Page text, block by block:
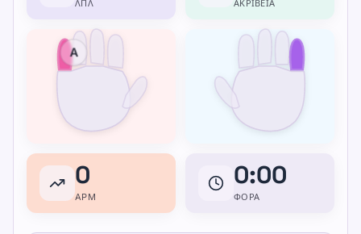
ΛΠΛ ΑΚΡΊΒΕΙΑ
A
0
APM
0:00
ΦΟΡΆ